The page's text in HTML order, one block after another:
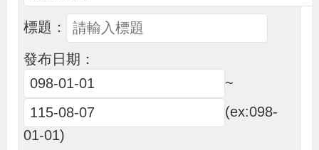
布
為
民
服
標題：
發布日期：
~
(ex:098-
01-01)